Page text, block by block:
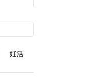
妊活